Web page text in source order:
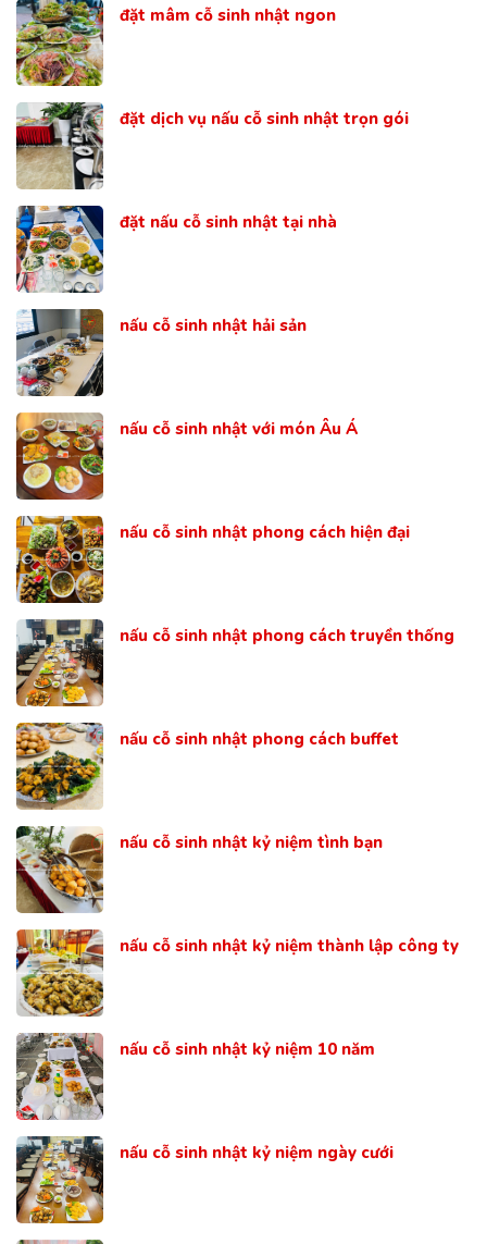
đặt mâm cỗ sinh nhật ngon
đặt dịch vụ nấu cỗ sinh nhật trọn gói
đặt nấu cỗ sinh nhật tại nhà
nấu cỗ sinh nhật hải sản
nấu cỗ sinh nhật với món Âu Á
nấu cỗ sinh nhật phong cách hiện đại
nấu cỗ sinh nhật phong cách truyền thống
nấu cỗ sinh nhật phong cách buffet
nấu cỗ sinh nhật kỷ niệm tình bạn
nấu cỗ sinh nhật kỷ niệm thành lập công ty
nấu cỗ sinh nhật kỷ niệm 10 năm
nấu cỗ sinh nhật kỷ niệm ngày cưới